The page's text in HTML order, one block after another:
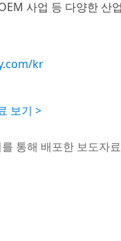
사업 등 다양한
kr
보기 >
를 통해 배포한 보도자